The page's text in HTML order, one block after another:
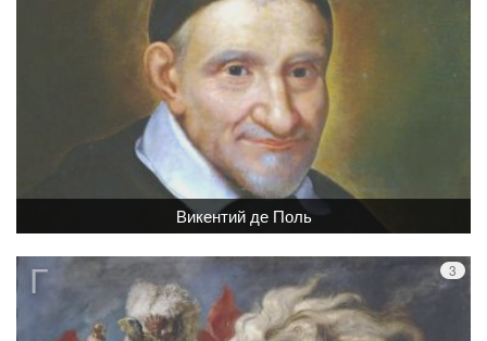
Викентий де Поль